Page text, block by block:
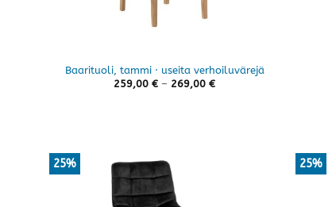
Baarituoli, tammi · useita verhoiluvärejä
259,00 € – 269,00 €Hintaluokka:
25% 25%